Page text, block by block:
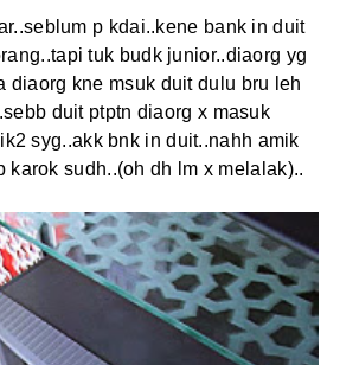
p kdai..kene bank in duit
tuk budk junior..diaorg yg
diaorg kne msuk duit dulu bru leh
duit ptptn diaorg x masuk
syg..akk bnk in duit..nahh amik
karok sudh..(oh dh lm x melalak)..